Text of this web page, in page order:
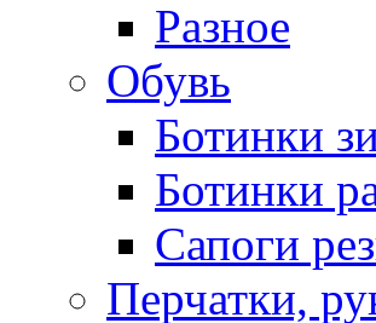
Разное
Обувь
Ботинки
Ботинки
Сапоги
Перчатки,